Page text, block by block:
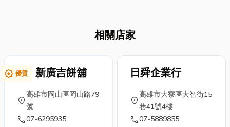
是提升品牌形
象的方式，更
是強化管理、
拓展市場的關
鍵策略。 無論
獻上一份獨特
為，愛車的維
護遠不止於簡
的汽車美容更
一環。這不單
現問題時，許
多人卻因不了
徨。別擔心！
這篇文章將為
你解惑，從最
相關店家
award_star 優質 新廣吉餅舖
location_on
高雄市岡山區岡山路79
號
call07-6295935
日舜企業行
location_on
高雄市大寮區大智街15
巷41號4樓
call07-5889855